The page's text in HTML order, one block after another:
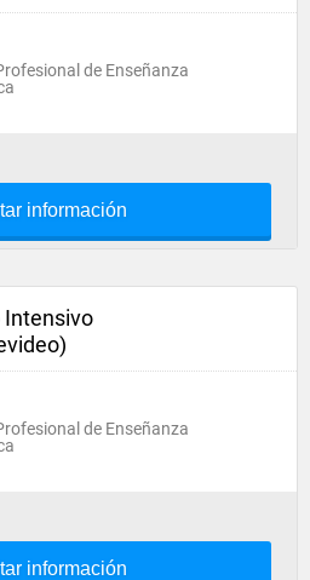
de Enseñanza
información
Intensivo
de Enseñanza
información